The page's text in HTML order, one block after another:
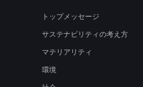
トップメッセージ
サステナビリティの考え方
マテリアリティ
環境